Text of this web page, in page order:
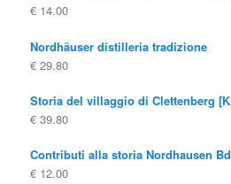
€ 14.00
Nordhäuser distilleria tradizione
€ 29.80
Storia del villaggio di Clettenberg
€ 39.80
Contributi alla storia Nordhausen
€ 12.00